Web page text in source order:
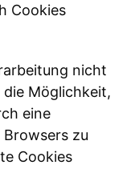
Cookies
nicht
Möglichkeit,
eine
zu
Cookies